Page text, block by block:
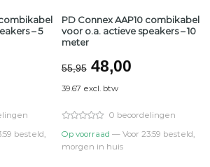
– 5
besteld,
PD Connex AAP10 combikabel
voor o.a. actieve speakers – 10
meter
55,95
prijs
was:
€55,95.
48,00Huidige
€48,00.
39.67 excl. btw
0 beoordelingen
Op voorraad — Voor 23:59 besteld,
morgen in huis